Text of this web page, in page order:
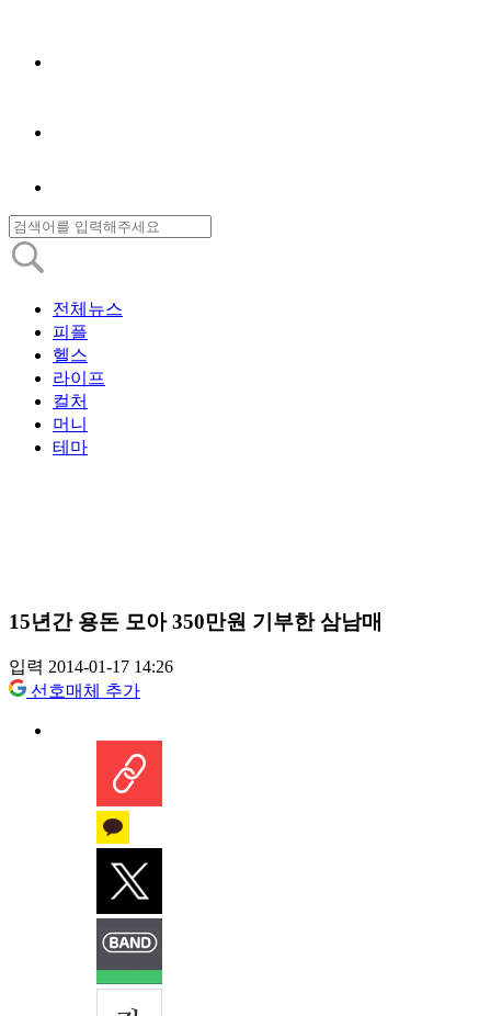
전체뉴스
피플
헬스
라이프
컬처
머니
테마
15년간 용돈 모아 350만원 기부한 삼남매
입력 2014-01-17 14:26
선호매체 추가